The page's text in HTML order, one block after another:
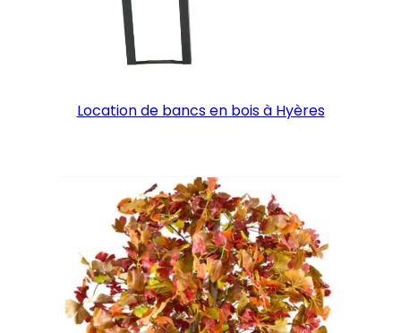
Location de bancs en bois à Hyères